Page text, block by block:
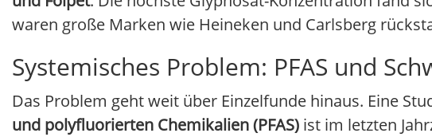
waren große Marken wie Heineken und Carlsberg
Systemisches Problem: PFAS und
Das Problem geht weit über Einzelfunde hinaus. Eine
und polyfluorierten Chemikalien (PFAS) ist im letzten